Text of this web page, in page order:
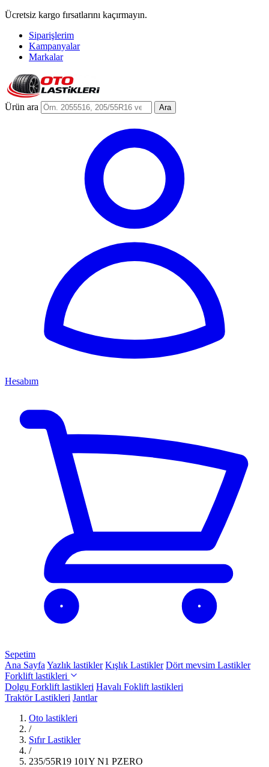
Ücretsiz kargo fırsatlarını kaçırmayın.
Siparişlerim
Kampanyalar
Markalar
Ürün ara Ara
Hesabım
Sepetim
Ana Sayfa Yazlık lastikler Kışlık Lastikler Dört mevsim Lastikler
Forklift lastikleri
Dolgu Forklift lastikleri Havalı Foklift lastikleri
Traktör Lastikleri Jantlar
Oto lastikleri
/
Sıfır Lastikler
/
235/55R19 101Y N1 PZERO